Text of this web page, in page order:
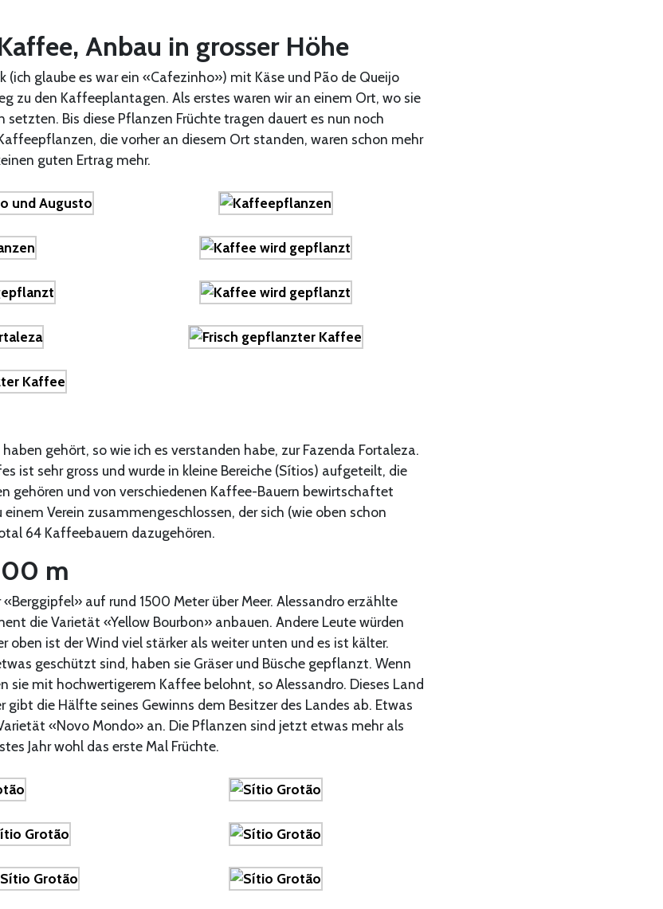
Anbau in grosser Höhe
(ich glaube es war ein «Cafezinho») mit Käse und Pão de Queijo
zu den Kaffeeplantagen. Als erstes waren wir an einem Ort, wo sie
Bis diese Pflanzen Früchte tragen dauert es nun noch
die vorher an diesem Ort standen, waren schon mehr
guten Ertrag mehr.
gehört, so wie ich es verstanden habe, zur Fazenda Fortaleza.
ist sehr gross und wurde in kleine Bereiche (Sítios) aufgeteilt, die
gehören und von verschiedenen Kaffee-Bauern bewirtschaftet
einem Verein zusammengeschlossen, der sich (wie oben schon
64 Kaffeebauern dazugehören.
m
auf rund 1500 Meter über Meer. Alessandro erzählte
die Varietät «Yellow Bourbon» anbauen. Andere Leute würden
oben ist der Wind viel stärker als weiter unten und es ist kälter.
geschützt sind, haben sie Gräser und Büsche gepflanzt. Wenn
sie mit hochwertigerem Kaffee belohnt, so Alessandro. Dieses Land
gibt die Hälfte seines Gewinns dem Besitzer des Landes ab. Etwas
«Novo Mondo» an. Die Pflanzen sind jetzt etwas mehr als
Jahr wohl das erste Mal Früchte.